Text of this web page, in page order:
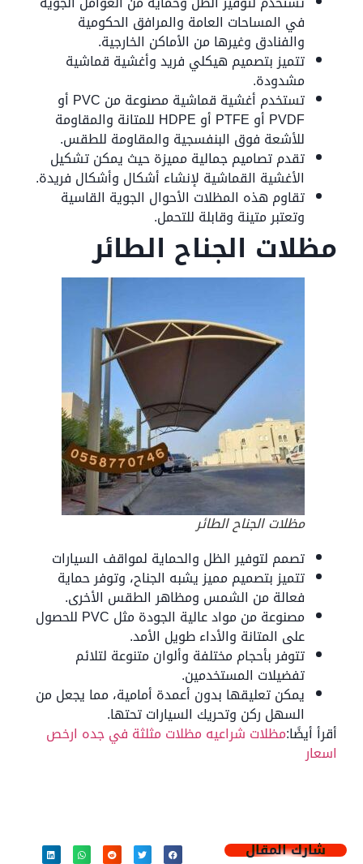
في المساحات العامة والمرافق الحكومية
والفنادق وغيرها من الأماكن الخارجية.
تتميز بتصميم هيكلي فريد وأغشية قماشية
مشدودة.
تستخدم أغشية قماشية مصنوعة من PVC أو
PVDF أو PTFE أو HDPE للمتانة والمقاومة
للأشعة فوق البنفسجية والمقاومة للطقس.
تقدم تصاميم جمالية مميزة حيث يمكن تشكيل
الأغشية القماشية لإنشاء أشكال وأشكال فريدة.
تقاوم هذه المظلات الأحوال الجوية القاسية
وتعتبر متينة وقابلة للتحمل.
مظلات الجناح الطائر
مظلات الجناح الطائر
تصمم لتوفير الظل والحماية لمواقف السيارات
تتميز بتصميم مميز يشبه الجناح، وتوفر حماية
فعالة من الشمس ومظاهر الطقس الأخرى.
مصنوعة من مواد عالية الجودة مثل PVC للحصول
على المتانة والأداء طويل الأمد.
تتوفر بأحجام مختلفة وألوان متنوعة لتلائم
تفضيلات المستخدمين.
يمكن تعليقها بدون أعمدة أمامية، مما يجعل من
السهل ركن وتحريك السيارات تحتها.
أقرأ أيضًا:مظلات شراعيه مظلات مثلثة في جده ارخص
اسعار
شارك المقال